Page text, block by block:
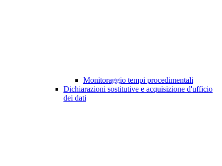
Monitoraggio tempi procedimentali
Dichiarazioni sostitutive e acquisizione d'ufficio
dei dati